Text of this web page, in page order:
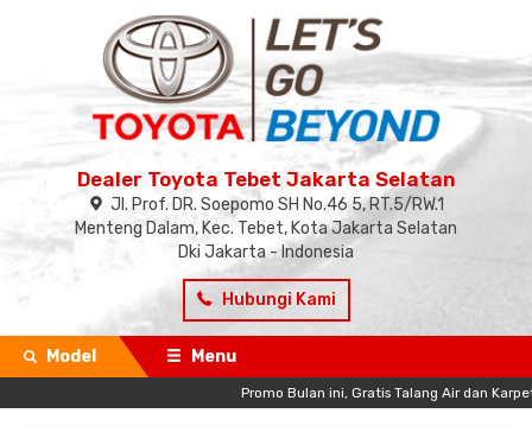
Dealer Toyota Tebet Jakarta Selatan
Jl. Prof. DR. Soepomo SH No.46 5, RT.5/RW.1
Menteng Dalam, Kec. Tebet, Kota Jakarta Selatan
Dki Jakarta - Indonesia
Hubungi Kami
Model Menu
Promo Bulan ini, Gratis Talang Air dan Karpet